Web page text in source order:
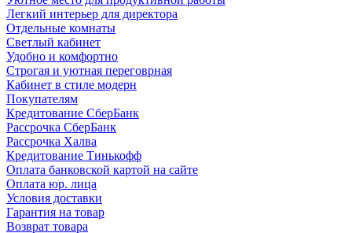
Легкий интерьер для директора
Отдельные комнаты
Светлый кабинет
Удобно и комфортно
Строгая и уютная переговрная
Кабинет в стиле модерн
Покупателям
Кредитование СберБанк
Рассрочка СберБанк
Рассрочка Халва
Кредитование Тинькофф
Оплата банковской картой на сайте
Оплата юр. лица
Условия доставки
Гарантия на товар
Возврат товара